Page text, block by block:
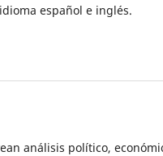
español e inglés.
análisis político,